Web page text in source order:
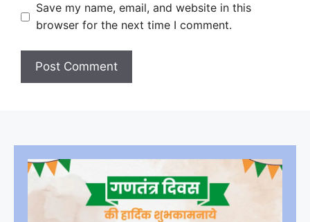
Save my name, email, and website in this
browser for the next time I comment.